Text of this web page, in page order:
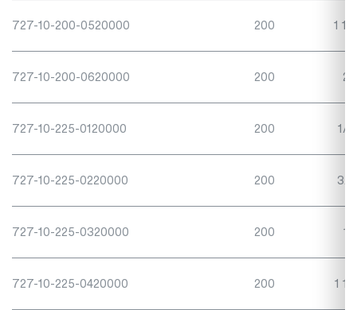
727-10-200-0520000 200 1 1/
727-10-200-0620000 200 2"
727-10-225-0120000 200 1/
727-10-225-0220000 200 3/
727-10-225-0320000 200 1"
727-10-225-0420000 200 1 1/